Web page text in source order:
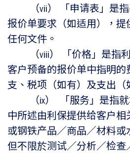
（vii） 「申请表」是指
报价单要求（如适用），提
任何文件。
（viii） 「价格」是指利
客户预备的报价单中指明的
支、税项（如有）及支
（ix） 「服务」是指就
中所述由利保提供给客户相
或钢铁产品／商品／材料或
但不限於测试／分析／检查